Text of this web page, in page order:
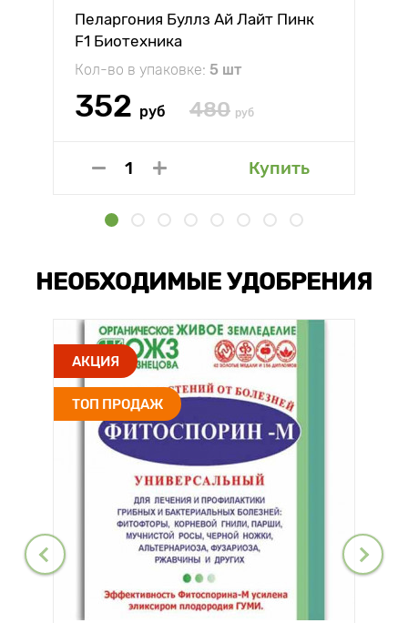
Пеларгония Буллз Ай Лайт Пинк
F1 Биотехника
Кол-во в упаковке: 5 шт
352 руб 480 руб
Купить
НЕОБХОДИМЫЕ УДОБРЕНИЯ
АКЦИЯ
ТОП ПРОДАЖ